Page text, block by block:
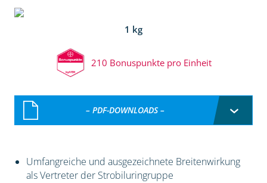
1 kg
210 Bonuspunkte pro Einheit
– PDF-DOWNLOADS –
Umfangreiche und ausgezeichnete Breitenwirkung
als Vertreter der Strobiluringruppe